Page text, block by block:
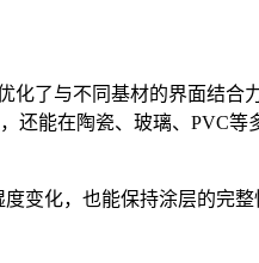
了与不同基材的界面结合
还能在陶瓷、玻璃、 PVC等
变化，也能保持涂层的完